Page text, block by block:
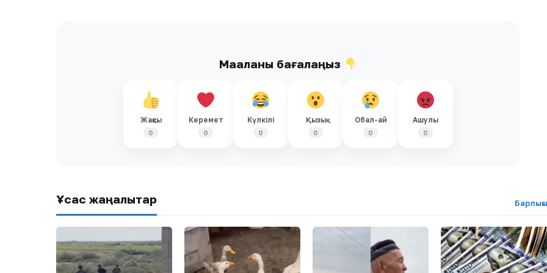
Мақаланы бағалаңыз
Жақсы
0
Керемет
0
Күлкілі
0
Қызық
0
Обал-ай
0
Ашулы
0
Ұқсас жаңалықтар